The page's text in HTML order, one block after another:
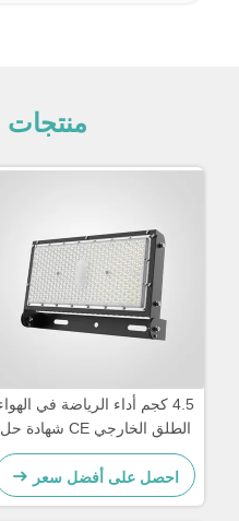
4.5 كجم أداء الرياضة في
الطلق الخارجي CE شهادة حل
الإضاءة الدائمة للمرافق
الرياضية وملاعب التدريب
احصل على أفضل سعر